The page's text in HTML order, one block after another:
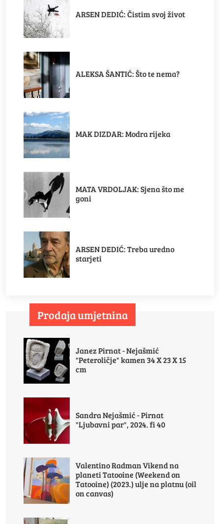
ARSEN DEDIĆ: Čistim svoj život
ALEKSA ŠANTIĆ: Što te nema?
MAK DIZDAR: Modra rijeka
MATA VRDOLJAK: Sjena što me
goni
ARSEN DEDIĆ: Treba uredno
starjeti
Prodaja umjetnina
Janez Pirnat - Nejašmić
"Peteroličje" kamen 34 X 23 X 15
cm
Sandra Nejašmić - Pirnat
"Ljubavni par", 2024. fi 40
Valentino Radman Vikend na
planeti Tatooine (Weekend on
Tatooine) (2023.) ulje na platnu (oil
on canvas)